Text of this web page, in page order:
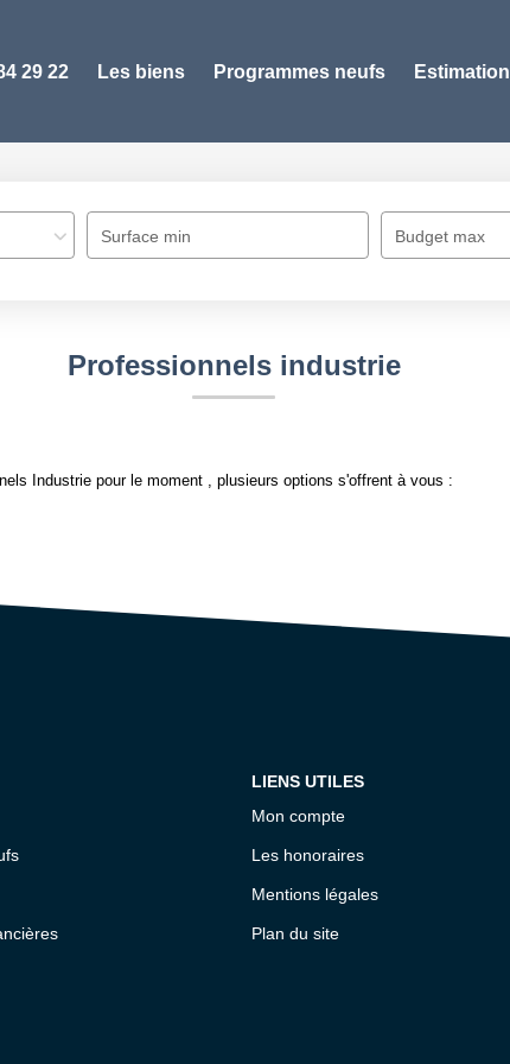
29 22 Les biens Programmes neufs Estimation
Surface min Budget max
Professionnels industrie
Industrie pour le moment , plusieurs options s'offrent à vous :
LIENS UTILES
Mon compte
Les honoraires
Mentions légales
Plan du site